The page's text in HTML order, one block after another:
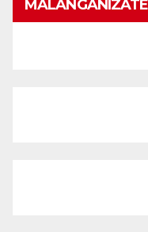
MALANGANIZATE